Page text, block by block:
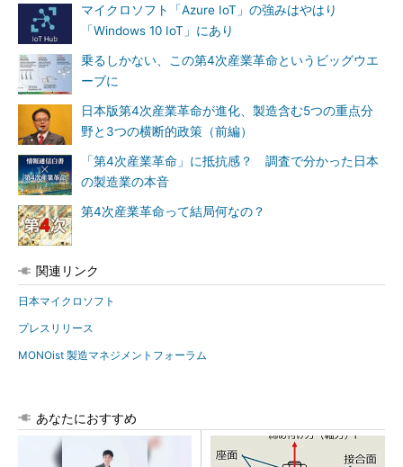
マイクロソフト「Azure IoT」の強みはやはり
「Windows 10 IoT」にあり
乗るしかない、この第4次産業革命というビッグウエ
ーブに
日本版第4次産業革命が進化、製造含む5つの重点分
野と3つの横断的政策（前編）
「第4次産業革命」に抵抗感？ 調査で分かった日本
の製造業の本音
第4次産業革命って結局何なの？
関連リンク
日本マイクロソフト
プレスリリース
MONOist 製造マネジメントフォーラム
あなたにおすすめ